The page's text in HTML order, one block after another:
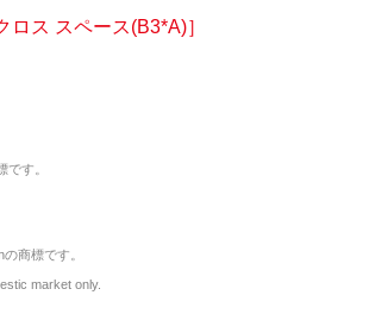
ス スペース(B3*A)］
す。
商標です。
market only.